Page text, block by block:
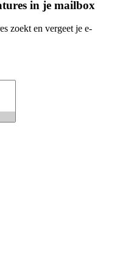
in je mailbox
zoekt en vergeet je e-